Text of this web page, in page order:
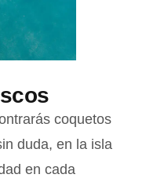
coquetos
duda, en la isla
en cada